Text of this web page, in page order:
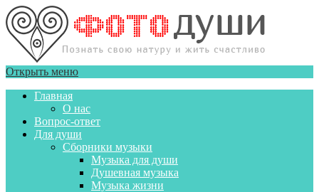
Открыть меню
Главная
О нас
Вопрос-ответ
Для души
Сборники музыки
Музыка для души
Душевная музыка
Музыка жизни